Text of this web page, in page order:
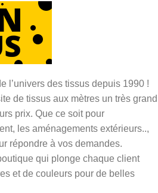
l’univers des tissus depuis 1990 !
de tissus aux mètres un très grand
prix. Que ce soit pour
les aménagements extérieurs..,
répondre à vos demandes.
qui plonge chaque client
et de couleurs pour de belles